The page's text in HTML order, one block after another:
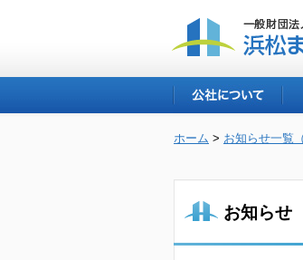
ホーム > お知らせ一覧
お知らせ